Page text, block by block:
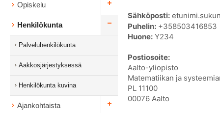
Opiskelu
Henkilökunta
Palveluhenkilökunta
Aakkosjärjestyksessä
Henkilökunta kuvina
Ajankohtaista
Sähköposti:
Puhelin: +358503416853
Huone: Y234
Postiosoite:
Aalto-yliopisto
Matematiikan ja
PL 11100
00076 Aalto